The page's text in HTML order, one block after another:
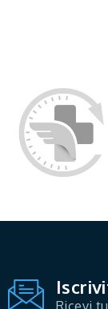
Ricevi